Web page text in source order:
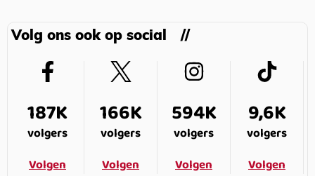
Volg ons ook op social
187K
volgers
Volgen
166K
volgers
Volgen
594K
volgers
Volgen
9,6K
volgers
Volgen